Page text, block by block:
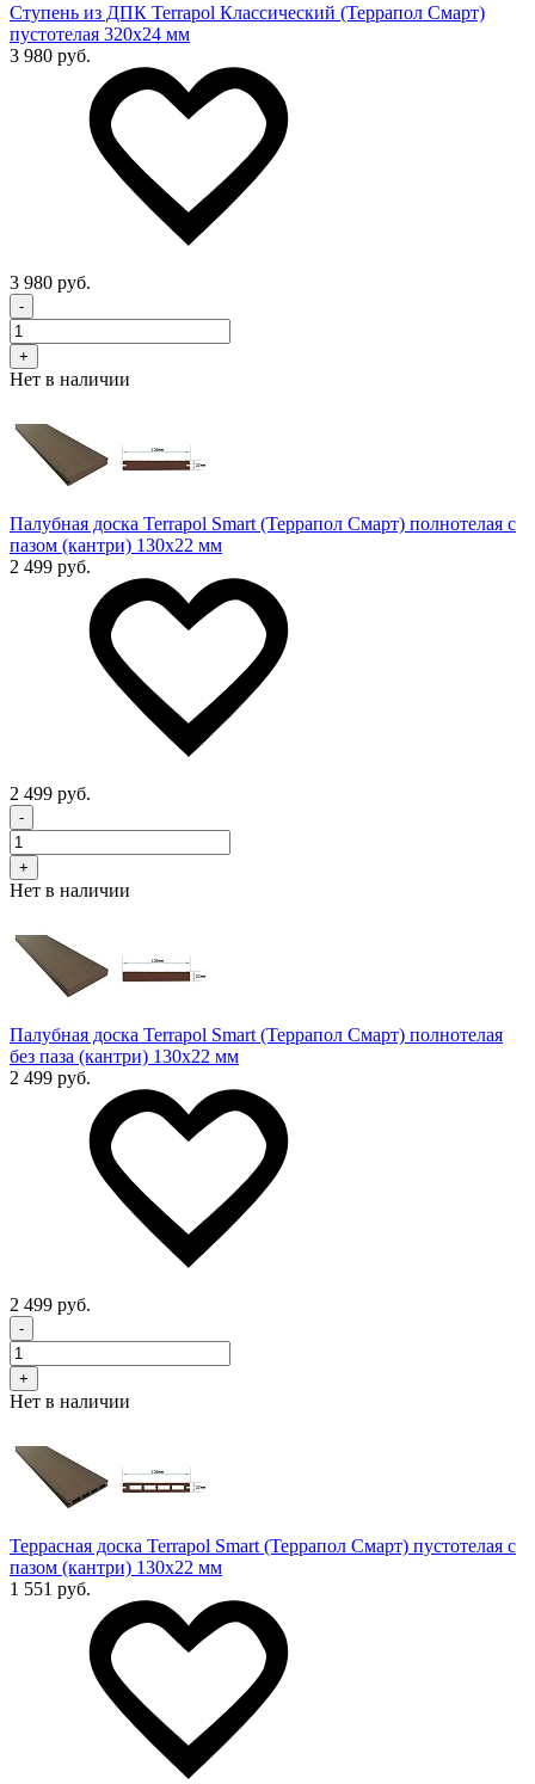
Ступень из ДПК Terrapol Классический (Террапол Смарт)
пустотелая 320х24 мм
3 980 руб.
3 980 руб.
-
+
Нет в наличии
Палубная доска Terrapol Smart (Террапол Смарт) полнотелая с
пазом (кантри) 130х22 мм
2 499 руб.
2 499 руб.
-
+
Нет в наличии
Палубная доска Terrapol Smart (Террапол Смарт) полнотелая
без паза (кантри) 130х22 мм
2 499 руб.
2 499 руб.
-
+
Нет в наличии
Террасная доска Terrapol Smart (Террапол Смарт) пустотелая с
пазом (кантри) 130х22 мм
1 551 руб.